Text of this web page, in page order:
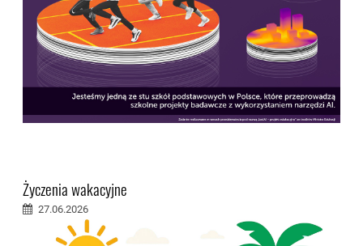
Życzenia wakacyjne
27.06.2026